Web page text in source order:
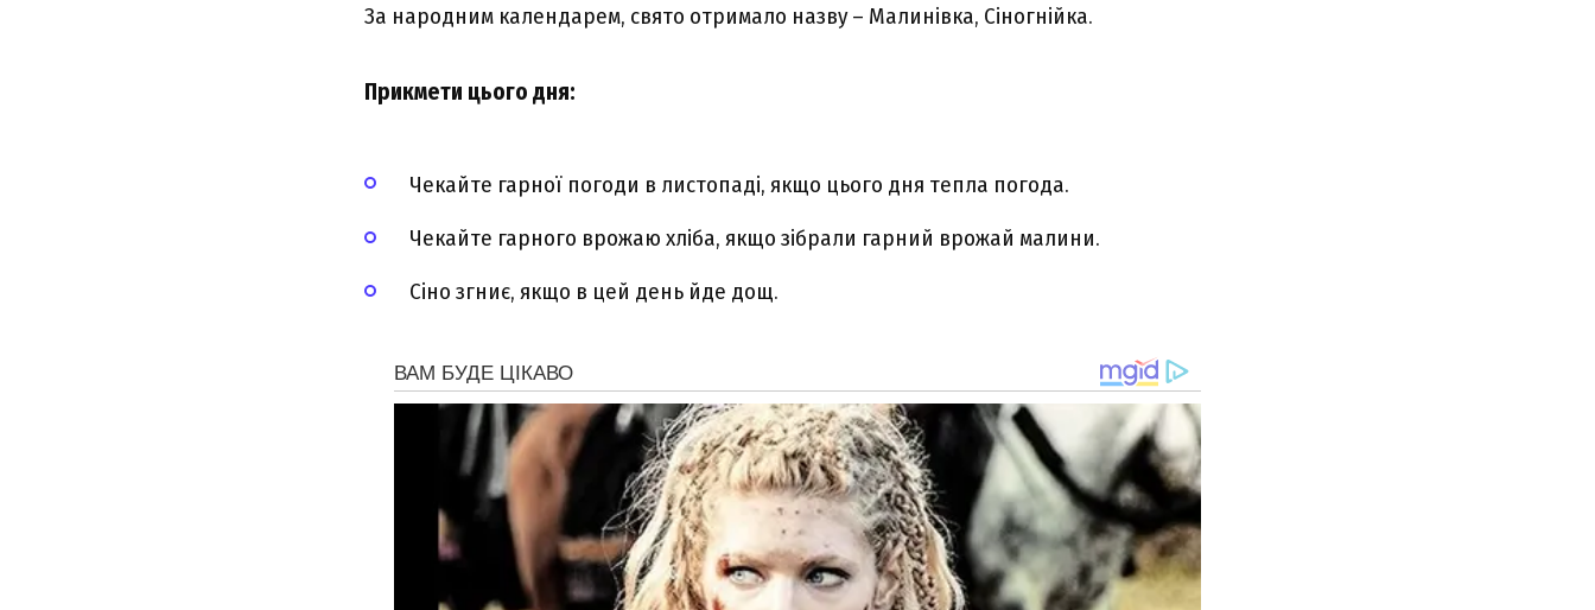
За народним календарем, свято отримало назву – Малинівка, Сіногнійка.
Прикмети цього дня:
Чекайте гарної погоди в листопаді, якщо цього дня тепла погода.
Чекайте гарного врожаю хліба, якщо зібрали гарний врожай малини.
Сіно згниє, якщо в цей день йде дощ.